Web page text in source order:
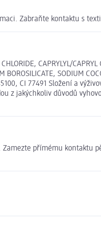
Zabraňte kontaktu s
CAPRYLYL/
SODIUM
45100, CI 77491 Složení a
z jakýchkoliv důvodů
přímému kontaktu